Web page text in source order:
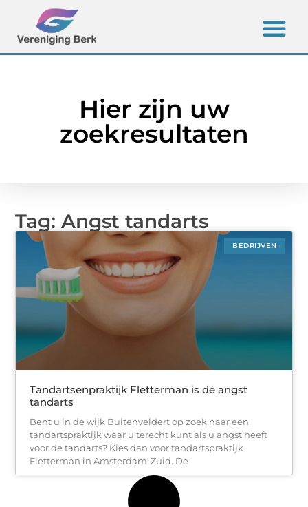
Hier zijn uw
zoekresultaten
Tag: Angst tandarts
BEDRIJVEN
Tandartsenpraktijk Fletterman is dé angst
tandarts
Bent u in de wijk Buitenveldert op zoek naar een
tandartspraktijk waar u terecht kunt als u angst heeft
voor de tandarts? Kies dan voor tandartspraktijk
Fletterman in Amsterdam-Zuid. De